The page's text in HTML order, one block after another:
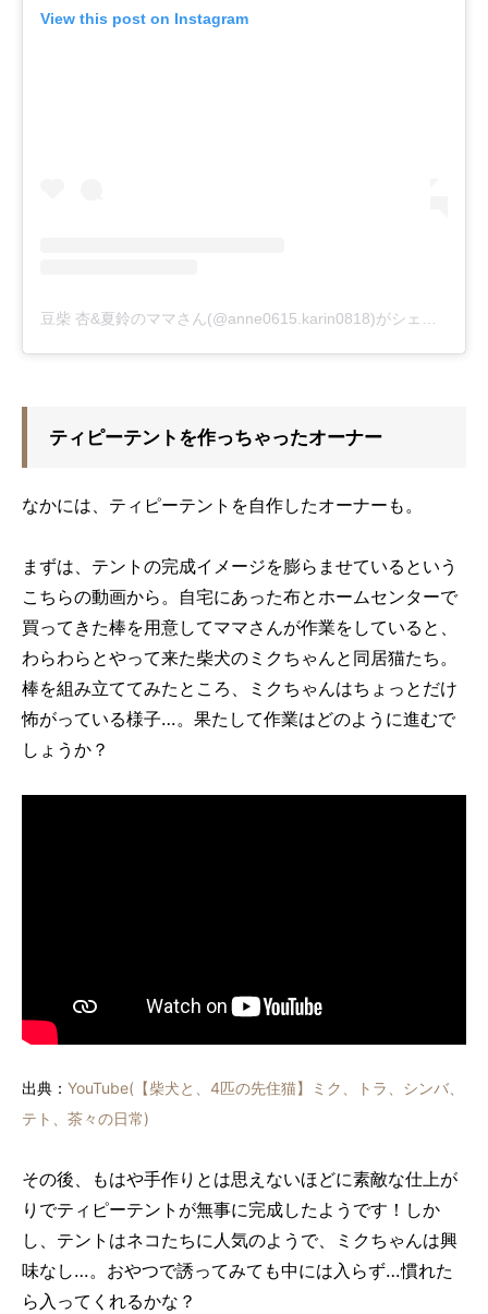
View this post on Instagram
ティピーテントを作っちゃったオーナー
なかには、ティピーテントを自作したオーナーも。
まずは、テントの完成イメージを膨らませているという
こちらの動画から。自宅にあった布とホームセンターで
買ってきた棒を用意してママさんが作業をしていると、
わらわらとやって来た柴犬のミクちゃんと同居猫たち。
棒を組み立ててみたところ、ミクちゃんはちょっとだけ
怖がっている様子…。果たして作業はどのように進むで
しょうか？
出典： YouTube(【柴犬と、4匹の先住猫】ミク、トラ、シンバ、
テト、茶々の日常)
その後、もはや手作りとは思えないほどに素敵な仕上が
りでティピーテントが無事に完成したようです！しか
し、テントはネコたちに人気のようで、ミクちゃんは興
味なし…。おやつで誘ってみても中には入らず…慣れた
ら入ってくれるかな？